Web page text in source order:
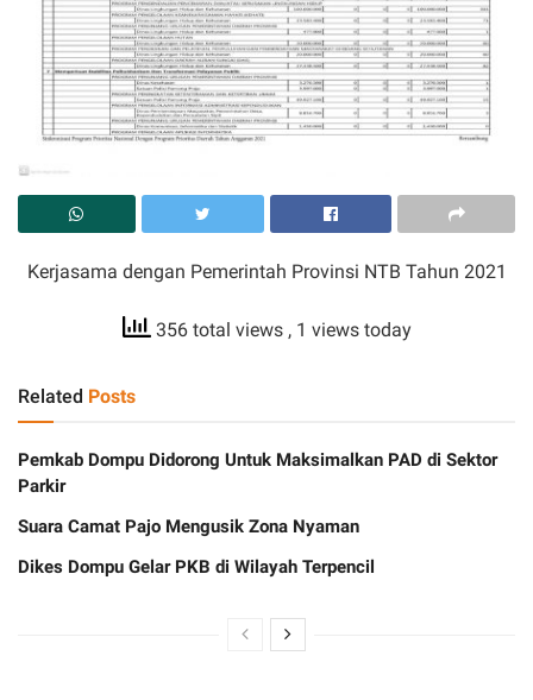
Kerjasama dengan Pemerintah Provinsi NTB Tahun 2021
356 total views , 1 views today
Related Posts
Pemkab Dompu Didorong Untuk Maksimalkan PAD di Sektor
Parkir
Suara Camat Pajo Mengusik Zona Nyaman
Dikes Dompu Gelar PKB di Wilayah Terpencil